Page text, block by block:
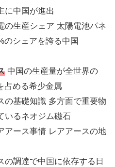
に中国が進出
の生産シェア 太陽電池パネ
のシェアを誇る中国
中国の生産量が全世界の
占める希少金属
の基礎知識 多方面で重要物
いるネオジム磁石
アース事情 レアアースの地
の調達で中国に依存する日